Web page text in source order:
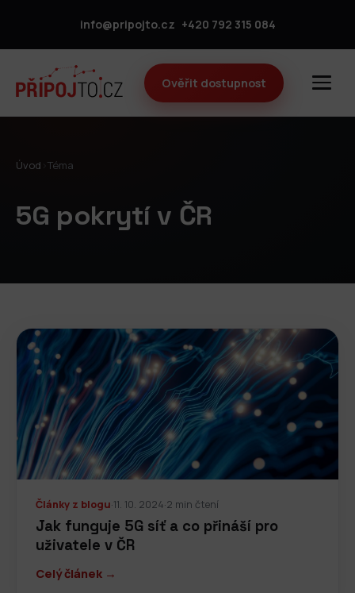
info@pripojto.cz +420 792 315 084
Ověřit dostupnost
Úvod Téma
5G pokrytí v ČR
Články z blogu·11. 10. 2024·2 min čtení
Jak funguje 5G síť a co přináší pro
uživatele v ČR
Celý článek →